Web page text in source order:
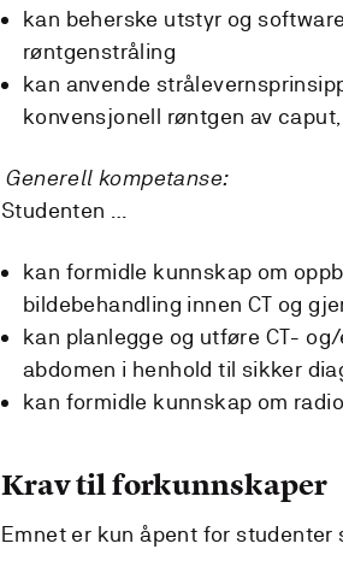
kan beherske utstyr og
røntgenstråling
kan anvende
konvensjonell røntgen av
Generell kompetanse:
Studenten …
kan formidle kunnskap om
bildebehandling innen CT og
kan planlegge og utføre CT-
abdomen i henhold til sikker
kan formidle kunnskap om
Krav til forkunnskaper
Emnet er kun åpent for studenter